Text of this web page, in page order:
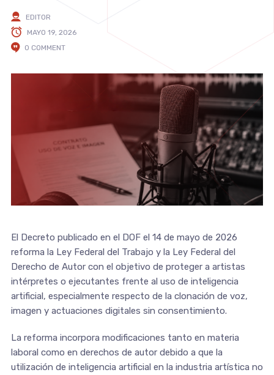
EDITOR
MAYO 19, 2026
0 COMMENT
El Decreto publicado en el DOF el 14 de mayo de 2026
reforma la Ley Federal del Trabajo y la Ley Federal del
Derecho de Autor con el objetivo de proteger a artistas
intérpretes o ejecutantes frente al uso de inteligencia
artificial, especialmente respecto de la clonación de voz,
imagen y actuaciones digitales sin consentimiento.
La reforma incorpora modificaciones tanto en materia
laboral como en derechos de autor debido a que la
utilización de inteligencia artificial en la industria artística no